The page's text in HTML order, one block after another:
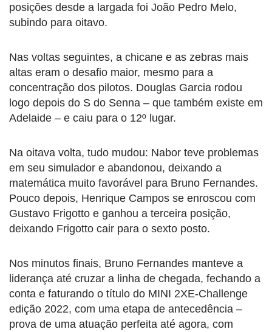
posições desde a largada foi João Pedro Melo,
subindo para oitavo.
Nas voltas seguintes, a chicane e as zebras mais
altas eram o desafio maior, mesmo para a
concentração dos pilotos. Douglas Garcia rodou
logo depois do S do Senna – que também existe em
Adelaide – e caiu para o 12º lugar.
Na oitava volta, tudo mudou: Nabor teve problemas
em seu simulador e abandonou, deixando a
matemática muito favorável para Bruno Fernandes.
Pouco depois, Henrique Campos se enroscou com
Gustavo Frigotto e ganhou a terceira posição,
deixando Frigotto cair para o sexto posto.
Nos minutos finais, Bruno Fernandes manteve a
liderança até cruzar a linha de chegada, fechando a
conta e faturando o título do MINI 2XE-Challenge
edição 2022, com uma etapa de antecedência –
prova de uma atuação perfeita até agora, com